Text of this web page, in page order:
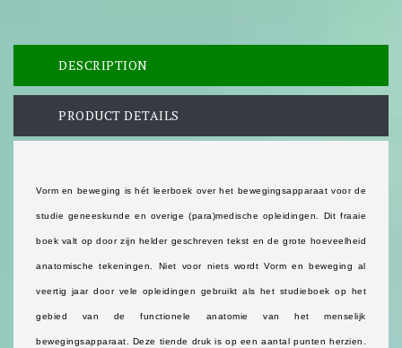
DESCRIPTION
PRODUCT DETAILS
Vorm en beweging is hét leerboek over het bewegingsapparaat voor de
studie geneeskunde en overige (para)medische opleidingen. Dit fraaie
boek valt op door zijn helder geschreven tekst en de grote hoeveelheid
anatomische tekeningen. Niet voor niets wordt Vorm en beweging al
veertig jaar door vele opleidingen gebruikt als het studieboek op het
gebied van de functionele anatomie van het menselijk
bewegingsapparaat. Deze tiende druk is op een aantal punten herzien.